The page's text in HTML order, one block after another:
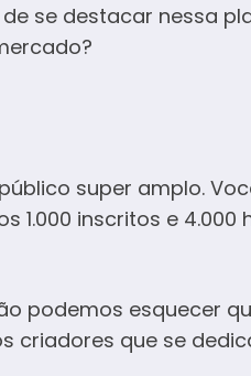
se destacar nessa
super amplo.
inscritos e
podemos esquecer
que se